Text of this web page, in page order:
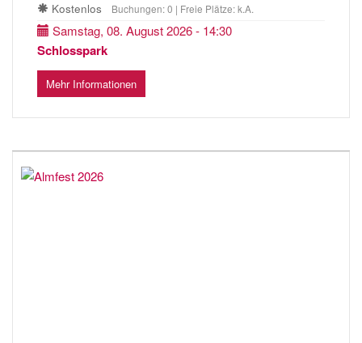
Kostenlos
Buchungen: 0 | Freie Plätze: k.A.
Samstag, 08. August 2026 - 14:30
Schlosspark
Mehr Informationen